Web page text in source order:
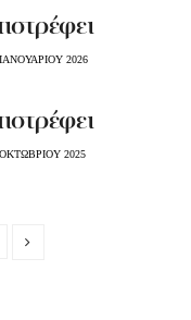
2026
2025